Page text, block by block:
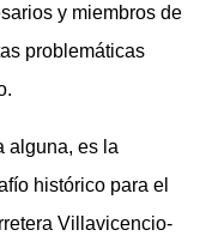
y miembros de
problemáticas
alguna, es la
histórico para el
Villavicencio-